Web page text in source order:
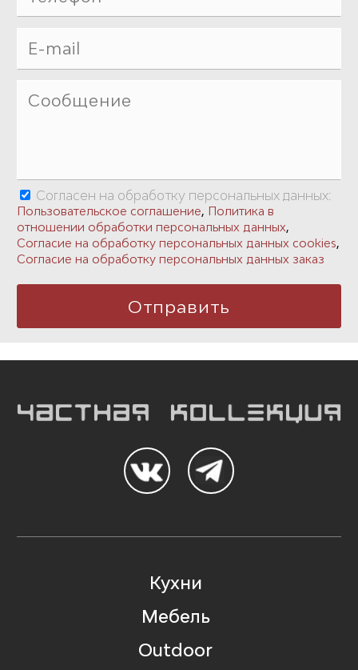
Согласен на обработку персональных данных:
Пользовательское соглашение, Политика в
отношении обработки персональных данных,
Согласие на обработку персональных данных cookies,
Согласие на обработку персональных данных заказ
Кухни
Мебель
Outdoor